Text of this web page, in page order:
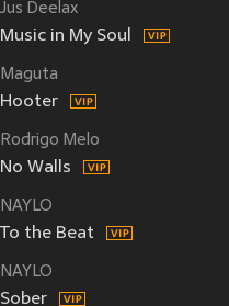
Jus Deelax
Music in My Soul
Maguta
Hooter
Rodrigo Melo
No Walls
NAYLO
To the Beat
NAYLO
Sober